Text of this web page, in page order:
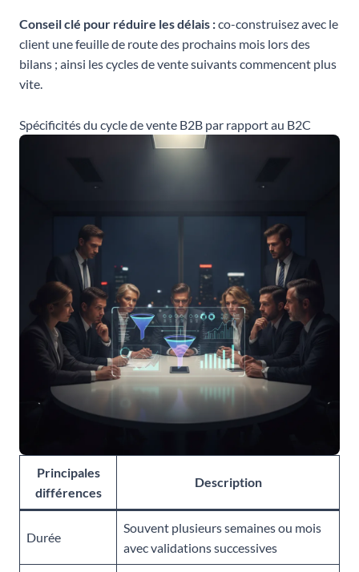
Conseil clé pour réduire les délais :co-construisez avec le
client une feuille de route des prochains mois lors des
bilans ; ainsi les cycles de vente suivants commencent plus
vite.
Spécificités du cycle de vente B2B par rapport au B2C
Principales
différences
Description
Durée
Souvent plusieurs semaines ou mois
avec validations successives